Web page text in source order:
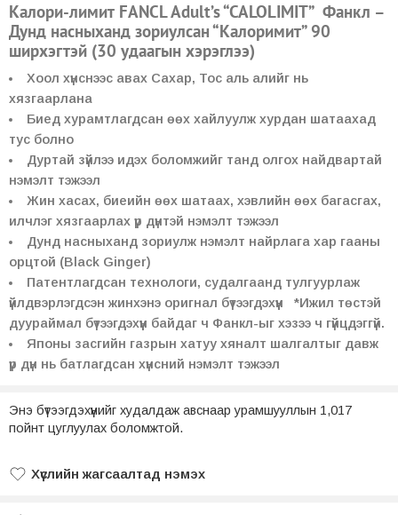
Калори-лимит FANCL Adult’s “CALOLIMIT” Фанкл –
Дунд насныханд зориулсан “Калоримит” 90
ширхэгтэй (30 удаагын хэрэглээ)
Хоол хүнснээс авах Сахар, Тос аль алийг нь
хязгаарлана
Биед хурамтлагдсан өөх хайлуулж хурдан шатаахад
тус болно
Дуртай зүйлээ идэх боломжийг танд олгох найдвартай
нэмэлт тэжээл
Жин хасах, биеийн өөх шатаах, хэвлийн өөх багасгах,
илчлэг хязгаарлах үр дүнтэй нэмэлт тэжээл
Дунд насныханд зориулж нэмэлт найрлага хар гааны
орцтой (Black Ginger)
Патентлагдсан технологи, судалгаанд тулгуурлаж
үйлдвэрлэгдсэн жинхэнэ оригнал бүтээгдэхүүн
*Ижил төстэй
дуураймал бүтээгдэхүүн байдаг ч Фанкл-ыг хэзээ ч гүйцдэггүй.
Японы засгийн газрын хатуу хяналт шалгалтыг давж
үр дүн нь батлагдсан хүнсний нэмэлт тэжээл
Энэ бүтээгдэхүүнийг худалдаж авснаар урамшууллын 1,017
пойнт цуглуулах боломжтой.
Хүслийн жагсаалтад нэмэх